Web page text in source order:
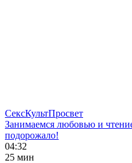
СексКультПросвет
Занимаемся любовью и
подорожало!
04:32
25 мин